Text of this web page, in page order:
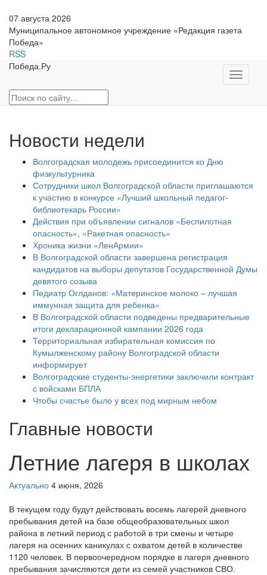
07 августа 2026
Муниципальное автономное учреждение «Редакция газета
Победа»
RSS
Победа.Ру
Toggle
Новости недели
Волгоградская молодежь присоединится ко Дню
физкультурника
Сотрудники школ Волгоградской области приглашаются
к участию в конкурсе «Лучший школьный педагог-
библиотекарь России»
Действия при объявлении сигналов «Беспилотная
опасность», «Ракетная опасность»
Хроника жизни «ЛенАрмии»
В Волгоградской области завершена регистрация
кандидатов на выборы депутатов Государственной Думы
девятого созыва
Педиатр Оглданов: «Материнское молоко – лучшая
иммунная защита для ребенка»
В Волгоградской области подведены предварительные
итоги декларационной кампании 2026 года
Территориальная избирательная комиссия по
Кумылженскому району Волгоградской области
информирует
Волгоградские студенты-энергетики заключили контракт
с войсками БПЛА
Чтобы счастье было у всех под мирным небом
Главные новости
Летние лагеря в школах
Актуально 4 июня, 2026
В текущем году будут действовать восемь лагерей дневного
пребывания детей на базе общеобразовательных школ
района в летний период с работой в три смены и четыре
лагеря на осенних каникулах с охватом детей в количестве
1120 человек. В первоочередном порядке в лагеря дневного
пребывания зачисляются дети из семей участников СВО.